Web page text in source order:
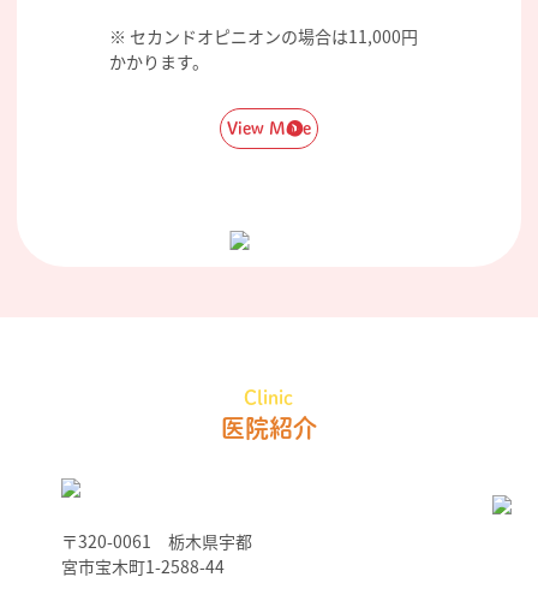
※ セカンドオピニオンの場合は11,000円
かかります。
View More
Clinic
医院紹介
〒320-0061 栃木県宇都
宮市宝木町1-2588-44